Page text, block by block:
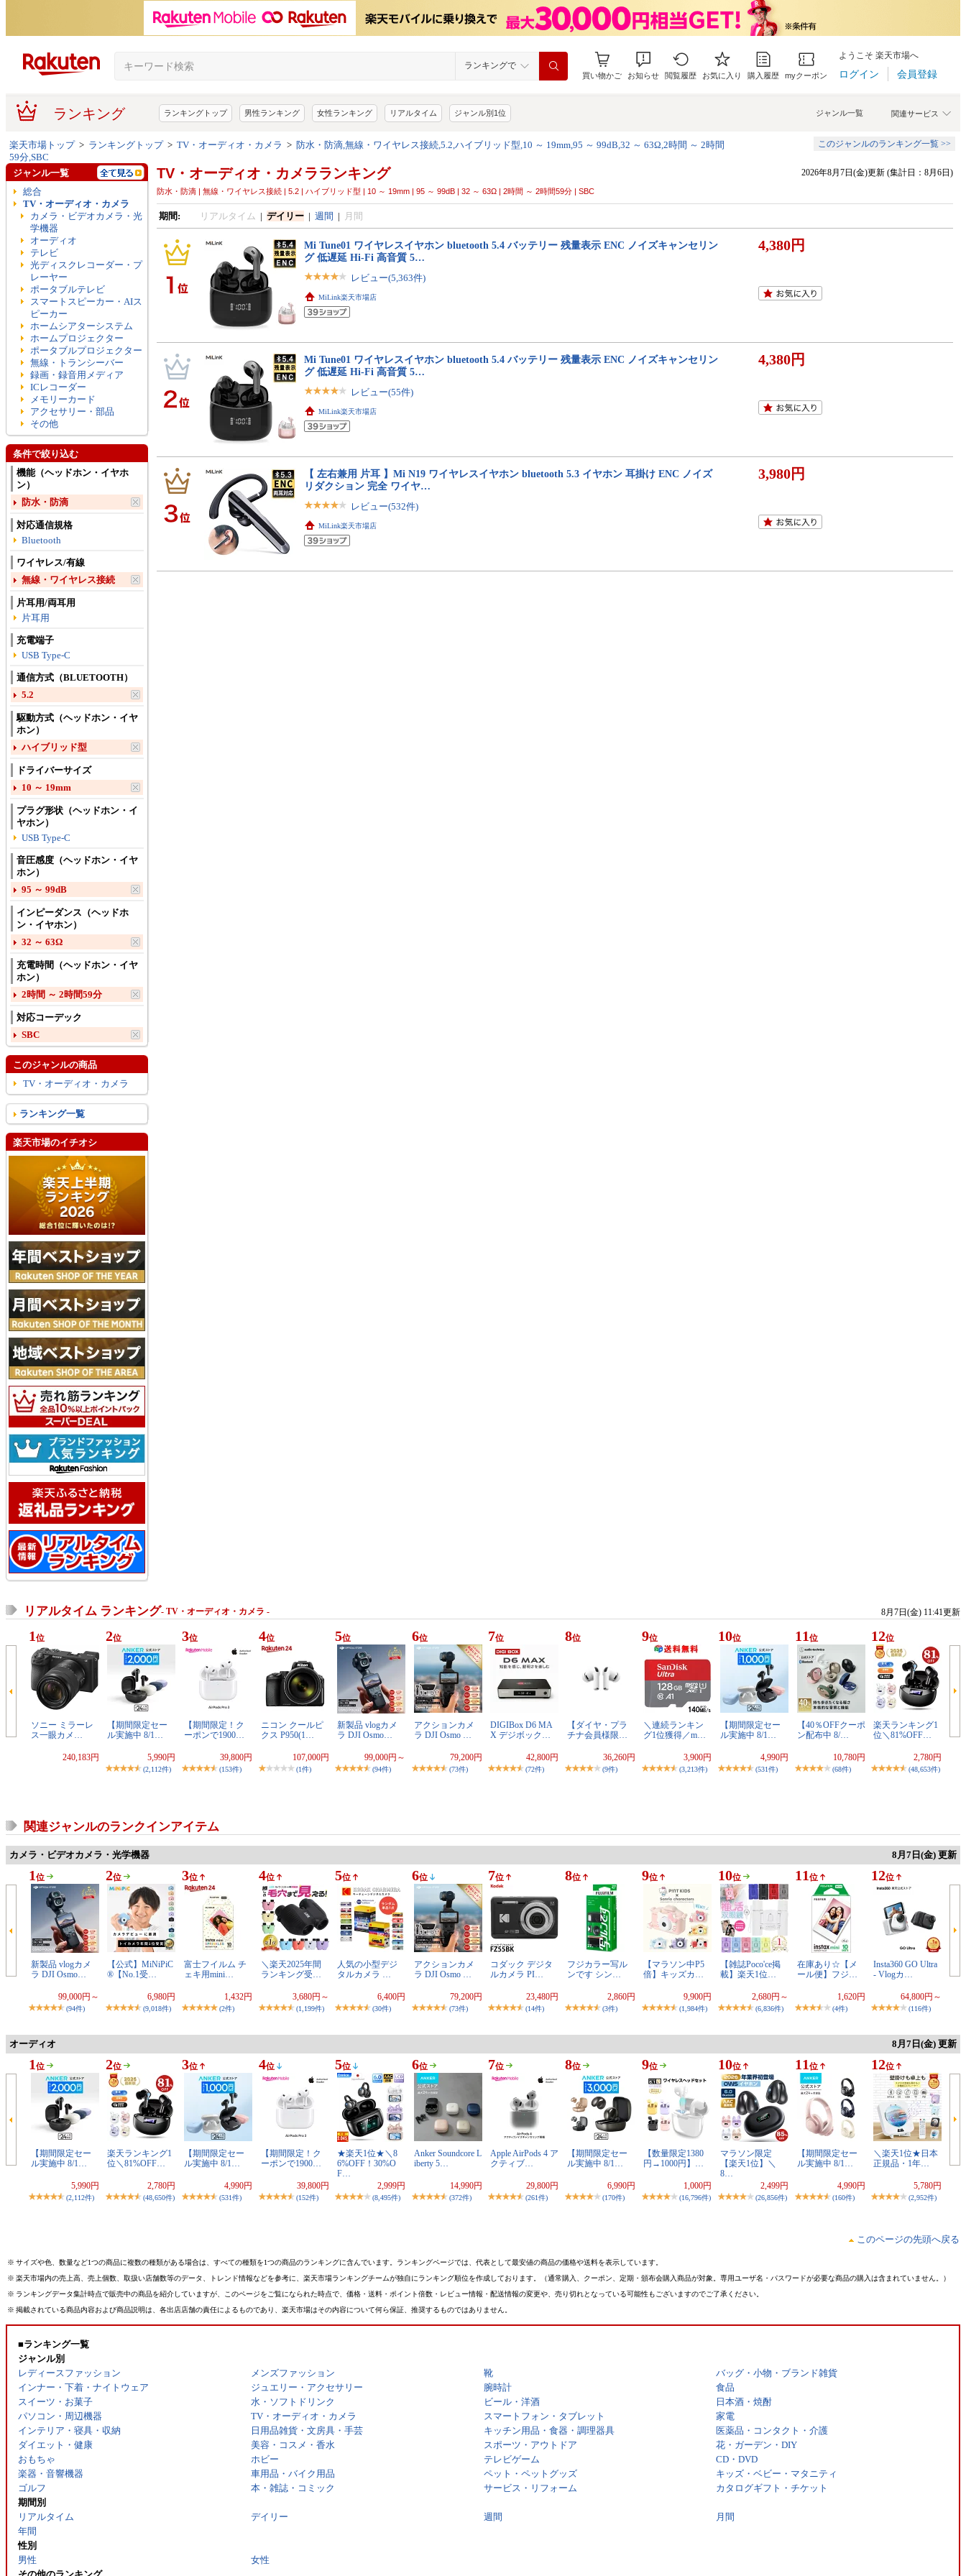
ランキングで
買い物かご お知らせ 閲覧履歴 お気に入り 購入履歴 myクーポン
ようこそ 楽天市場へ
ログイン 会員登録
ランキング 関連サービス
ジャンル一覧
ランキングトップ 男性ランキング 女性ランキング リアルタイム ジャンル別1位
楽天市場トップ> ランキングトップ> TV・オーディオ・カメラ > 防水・防滴,無線・ワイヤレス接続,5.2,ハイブリッド型,10 ～ 19mm,95 ～ 99dB,32 ～ 63Ω,2時間 ～ 2時間
59分,SBC
このジャンルのランキング一覧 >>
TV・オーディオ・カメラランキング
防水・防滴 | 無線・ワイヤレス接続 | 5.2 | ハイブリッド型 | 10 ～ 19mm | 95 ～ 99dB | 32 ～ 63Ω | 2時間 ～ 2時間59分 | SBC
2026年8月7日(金)更新 (集計日：8月6日)
期間: リアルタイム | デイリー| 週間 | 月間
Mi Tune01 ワイヤレスイヤホン bluetooth 5.4 バッテリー 残量表示 ENC ノイズキャンセリン
グ 低遅延 Hi-Fi 高音質 5…
レビュー(5,363件)
MiLink楽天市場店
4,380円
Mi Tune01 ワイヤレスイヤホン bluetooth 5.4 バッテリー 残量表示 ENC ノイズキャンセリン
グ 低遅延 Hi-Fi 高音質 5…
レビュー(55件)
MiLink楽天市場店
4,380円
【 左右兼用 片耳 】Mi N19 ワイヤレスイヤホン bluetooth 5.3 イヤホン 耳掛け ENC ノイズ
リダクション 完全 ワイヤ…
レビュー(532件)
MiLink楽天市場店
3,980円
ジャンル一覧
総合
TV・オーディオ・カメラ
カメラ・ビデオカメラ・光
学機器
オーディオ
テレビ
光ディスクレコーダー・プ
レーヤー
ポータブルテレビ
スマートスピーカー・AIス
ピーカー
ホームシアターシステム
ホームプロジェクター
ポータブルプロジェクター
無線・トランシーバー
録画・録音用メディア
ICレコーダー
メモリーカード
アクセサリー・部品
その他
条件で絞り込む
機能（ヘッドホン・イヤホ
ン）
防水・防滴
対応通信規格
Bluetooth
ワイヤレス/有線
無線・ワイヤレス接続
片耳用/両耳用
片耳用
充電端子
USB Type-C
通信方式（BLUETOOTH）
5.2
駆動方式（ヘッドホン・イヤ
ホン）
ハイブリッド型
ドライバーサイズ
10 ～ 19mm
プラグ形状（ヘッドホン・イ
ヤホン）
USB Type-C
音圧感度（ヘッドホン・イヤ
ホン）
95 ～ 99dB
インピーダンス（ヘッドホ
ン・イヤホン）
32 ～ 63Ω
充電時間（ヘッドホン・イヤ
ホン）
2時間 ～ 2時間59分
対応コーデック
SBC
このジャンルの商品
TV・オーディオ・カメラ
ランキング一覧
楽天市場のイチオシ
リアルタイム ランキング- TV・オーディオ・カメラ - 8月7日(金) 11:41更新
1 位
ソニー ミラーレ
ス一眼カメ…
240,183円
2位
【期間限定セー
ル実施中 8/1…
5,990円
(2,112件)
3位
【期間限定！ク
ーポンで1900…
39,800円
(153件)
4位
ニコン クールピ
クス P950(1…
107,000円
(1件)
5位
新製品 vlogカメ
ラ DJI Osmo…
99,000円～
(94件)
6位
アクションカメ
ラ DJI Osmo …
79,200円
(73件)
7位
DIGIBox D6 MA
X デジボック…
42,800円
(72件)
8位
【ダイヤ・プラ
チナ会員様限…
36,260円
(9件)
9位
＼連続ランキン
グ1位獲得／m…
3,900円
(3,213件)
10位
【期間限定セー
ル実施中 8/1…
4,990円
(531件)
11 位
【40％OFFクーポ
ン配布中 8/…
10,780円
(68件)
12位
楽天ランキング1
位＼81%OFF…
2,780円
(48,653件)
関連ジャンルのランクインアイテム
カメラ・ビデオカメラ・光学機器 8月7日(金) 更新
1 位
新製品 vlogカメ
ラ DJI Osmo…
99,000円～
(94件)
2位
【公式】MiNiPiC
®【No.1受…
6,980円
(9,018件)
3位
富士フイルム チ
ェキ用mini…
1,432円
(2件)
4位
＼楽天2025年間
ランキング受…
3,680円～
(1,199件)
5位
人気の小型デジ
タルカメラ …
6,400円
(30件)
6位
アクションカメ
ラ DJI Osmo …
79,200円
(73件)
7位
コダック デジタ
ルカメラ PI…
23,480円
(14件)
8位
フジカラー写ル
ンです シン…
2,860円
(3件)
9位
【マラソン中P5
倍】キッズカ…
9,900円
(1,984件)
10位
【雑誌Poco'ce掲
載】楽天1位…
2,680円～
(6,836件)
11 位
在庫あり☆【メ
ール便】フジ…
1,620円
(4件)
12位
Insta360 GO Ultra
- Vlogカ…
64,800円～
(116件)
オーディオ 8月7日(金) 更新
1 位
【期間限定セー
ル実施中 8/1…
5,990円
(2,112件)
2位
楽天ランキング1
位＼81%OFF…
2,780円
(48,650件)
3位
【期間限定セー
ル実施中 8/1…
4,990円
(531件)
4位
【期間限定！ク
ーポンで1900…
39,800円
(152件)
5位
★楽天1位★＼8
6%OFF！30%O
F…
2,999円
(8,495件)
6位
Anker Soundcore L
iberty 5…
14,990円
(372件)
7位
Apple AirPods 4 ア
クティブ…
29,800円
(261件)
8位
【期間限定セー
ル実施中 8/1…
6,990円
(170件)
9位
【数量限定1380
円→1000円】…
1,000円
(16,796件)
10位
マラソン限定
【楽天1位】＼
8…
2,499円
(26,856件)
11 位
【期間限定セー
ル実施中 8/1…
4,990円
(160件)
12位
＼楽天1位★日本
正規品・1年…
5,780円
(2,952件)
このページの先頭へ戻る
※ サイズや色、数量など1つの商品に複数の種類がある場合は、すべての種類を1つの商品のランキングに含んでいます。ランキングページでは、代表として最安値の商品の価格や送料を表示しています。
※ 楽天市場内の売上高、売上個数、取扱い店舗数等のデータ、トレンド情報などを参考に、楽天市場ランキングチームが独自にランキング順位を作成しております。（通常購入、クーポン、定期・頒布会購入商品が対象。専用ユーザ名・パスワードが必要な商品の購入は含まれていません。）
※ ランキングデータ集計時点で販売中の商品を紹介していますが、このページをご覧になられた時点で、価格・送料・ポイント倍数・レビュー情報・配送情報の変更や、売り切れとなっている可能性もございますのでご了承ください。
※ 掲載されている商品内容および商品説明は、各出店店舗の責任によるものであり、楽天市場はその内容について何ら保証、推奨するものではありません。
■ランキング一覧
ジャンル別
レディースファッション
メンズファッション 靴
バッグ・小物・ブランド雑貨
インナー・下着・ナイトウェア
ジュエリー・アクセサリー 腕時計
食品
スイーツ・お菓子
水・ソフトドリンク ビール・洋酒
日本酒・焼酎
パソコン・周辺機器
TV・オーディオ・カメラ スマートフォン・タブレット
家電
インテリア・寝具・収納
日用品雑貨・文房具・手芸 キッチン用品・食器・調理器具
医薬品・コンタクト・介護
ダイエット・健康
美容・コスメ・香水 スポーツ・アウトドア
花・ガーデン・DIY
おもちゃ
ホビー テレビゲーム
CD・DVD
楽器・音響機器
車用品・バイク用品 ペット・ペットグッズ
キッズ・ベビー・マタニティ
ゴルフ
本・雑誌・コミック サービス・リフォーム
カタログギフト・チケット
期間別
リアルタイム
デイリー 週間
月間
年間
性別
男性
女性